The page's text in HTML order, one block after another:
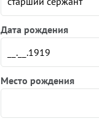
Дата рождения
Место рождения